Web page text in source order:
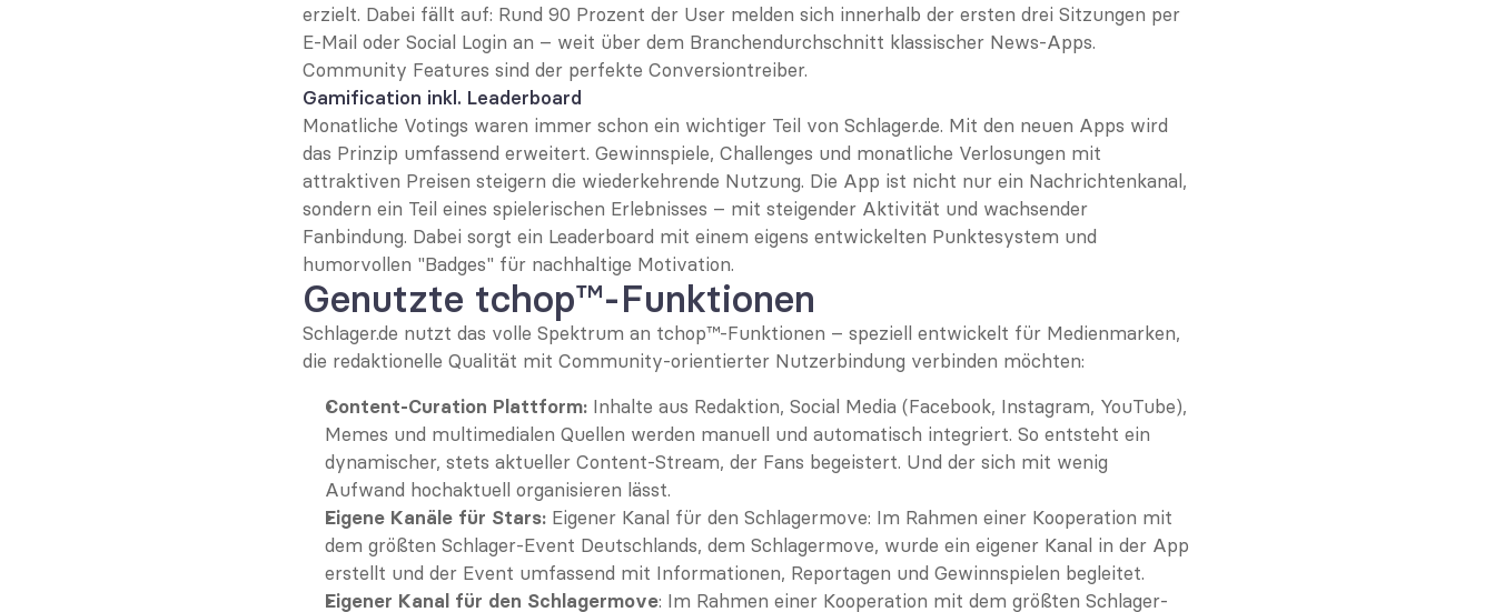
erzielt. Dabei fällt auf: Rund 90 Prozent der User melden sich innerhalb der ersten drei Sitzungen per
E-Mail oder Social Login an – weit über dem Branchendurchschnitt klassischer News-Apps.
Community Features sind der perfekte Conversiontreiber.
Gamification inkl. Leaderboard
Monatliche Votings waren immer schon ein wichtiger Teil von Schlager.de. Mit den neuen Apps wird
das Prinzip umfassend erweitert. Gewinnspiele, Challenges und monatliche Verlosungen mit
attraktiven Preisen steigern die wiederkehrende Nutzung. Die App ist nicht nur ein Nachrichtenkanal,
sondern ein Teil eines spielerischen Erlebnisses – mit steigender Aktivität und wachsender
Fanbindung. Dabei sorgt ein Leaderboard mit einem eigens entwickelten Punktesystem und
humorvollen "Badges" für nachhaltige Motivation.
Genutzte tchop™-Funktionen
Schlager.de nutzt das volle Spektrum an tchop™-Funktionen – speziell entwickelt für Medienmarken,
die redaktionelle Qualität mit Community-orientierter Nutzerbindung verbinden möchten:
Content-Curation Plattform: Inhalte aus Redaktion, Social Media (Facebook, Instagram, YouTube),
Memes und multimedialen Quellen werden manuell und automatisch integriert. So entsteht ein
dynamischer, stets aktueller Content-Stream, der Fans begeistert. Und der sich mit wenig
Aufwand hochaktuell organisieren lässt.
Eigene Kanäle für Stars: Eigener Kanal für den Schlagermove: Im Rahmen einer Kooperation mit
dem größten Schlager-Event Deutschlands, dem Schlagermove, wurde ein eigener Kanal in der App
erstellt und der Event umfassend mit Informationen, Reportagen und Gewinnspielen begleitet.
Eigener Kanal für den Schlagermove: Im Rahmen einer Kooperation mit dem größten Schlager-